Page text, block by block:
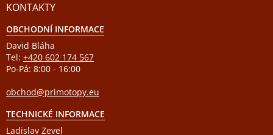
KONTAKTY
OBCHODNÍ INFORMACE
David Bláha
Tel: +420 602 174 567
Po-Pá: 8:00 - 16:00
obchod@primotopy.eu
TECHNICKÉ INFORMACE
Ladislav Zevel